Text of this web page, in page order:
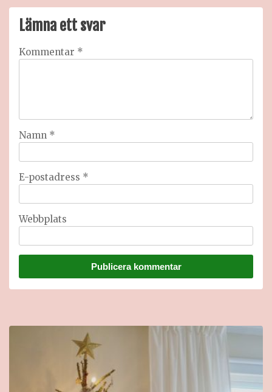
Lämna ett svar
Kommentar *
Namn *
E-postadress *
Webbplats